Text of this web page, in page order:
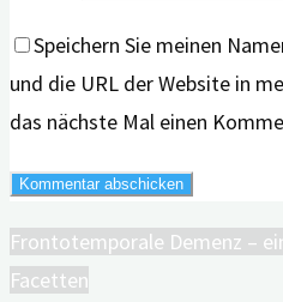
Speichern Sie meinen
und die URL der Website in
das nächste Mal einen
Frontotemporale Demenz –
Facetten